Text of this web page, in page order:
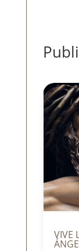
VIVE